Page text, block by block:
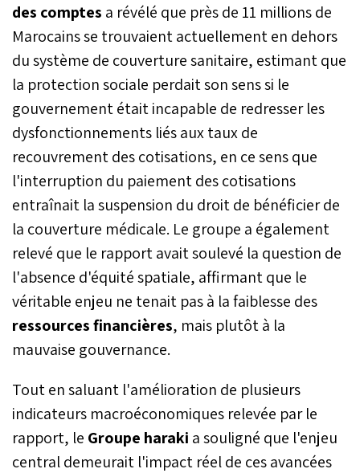
des comptes a révélé que près de 11 millions de
Marocains se trouvaient actuellement en dehors
du système de couverture sanitaire, estimant que
la protection sociale perdait son sens si le
gouvernement était incapable de redresser les
dysfonctionnements liés aux taux de
recouvrement des cotisations, en ce sens que
l'interruption du paiement des cotisations
entraînait la suspension du droit de bénéficier de
la couverture médicale. Le groupe a également
relevé que le rapport avait soulevé la question de
l'absence d'équité spatiale, affirmant que le
véritable enjeu ne tenait pas à la faiblesse des
ressources financières, mais plutôt à la
mauvaise gouvernance.
Tout en saluant l'amélioration de plusieurs
indicateurs macroéconomiques relevée par le
rapport, le Groupe haraki a souligné que l'enjeu
central demeurait l'impact réel de ces avancées